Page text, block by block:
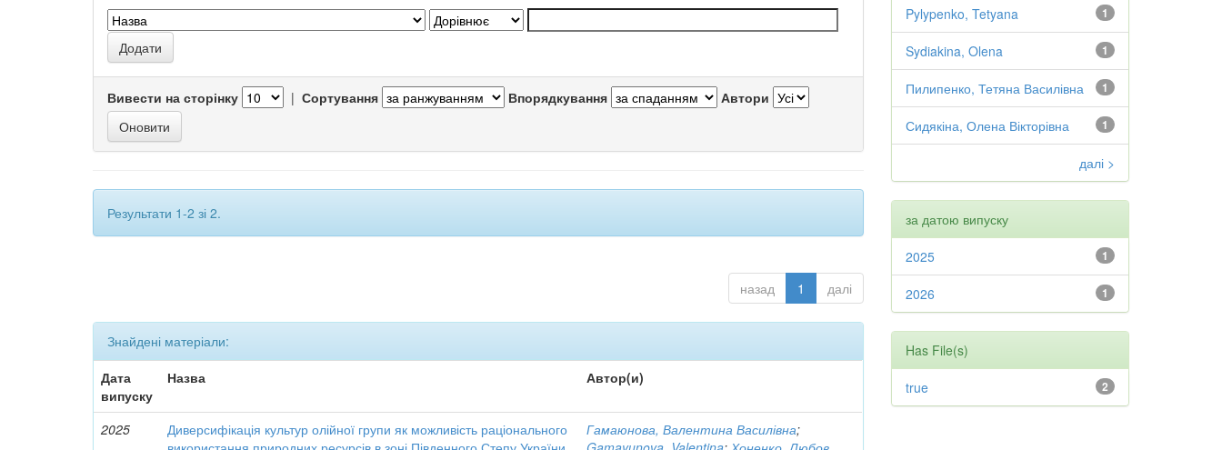
Вивести на сторінку | Сортування Впорядкування Автори
Результати 1-2 зі 2.
назад 1 далі
Знайдені матеріали:
Дата
випуску
Назва Автор(и)
2025
Диверсифікація культур олійної групи як можливість раціонального
Гамаюнова, Валентина Василівна;
1
Pylypenko, Tetyana
1
Sydiakina, Olena
1
Пилипенко, Тетяна Василівна
1
Сидякіна, Олена Вікторівна
далі >
за датою випуску
1
2025
1
2026
Has File(s)
2
true